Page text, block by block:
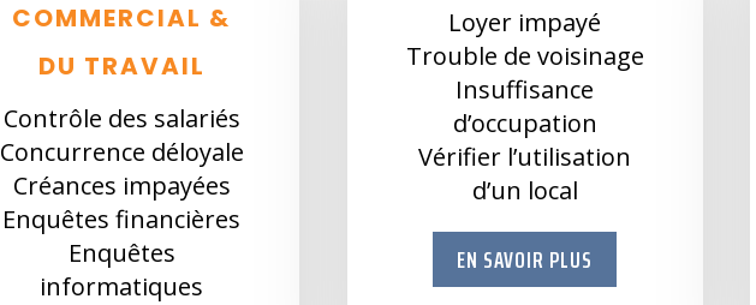
COMMERCIAL &
DU TRAVAIL
Contrôle des salariés
Concurrence déloyale
Créances impayées
Enquêtes financières
Enquêtes
informatiques
Loyer impayé
Trouble de voisinage
Insuffisance
d’occupation
Vérifier l’utilisation
d’un local
EN SAVOIR PLUS